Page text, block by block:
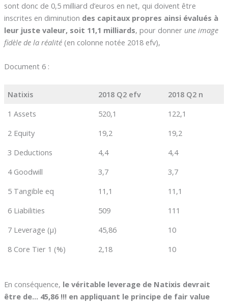
sont donc de 0,5 milliard d’euros en net, qui doivent être
inscrites en diminution des capitaux propres ainsi évalués à
leur juste valeur, soit 11,1 milliards, pour donner une image
fidèle de la réalité(en colonne notée 2018 efv),
Document 6 :
Natixis 2018 Q2 efv
2018 Q2 n
1 Assets
520,1
122,1
2 Equity
19,2
19,2
3 Deductions
4,4
4,4
4 Goodwill
3,7
3,7
5 Tangible eq
11,1
11,1
6 Liabilities
509
111
7 Leverage (µ)
45,86
10
8 Core Tier 1 (%)
2,18 10
En conséquence, le véritable leverage de Natixis devrait
être de… 45,86 !!! en appliquant le principe de fair value